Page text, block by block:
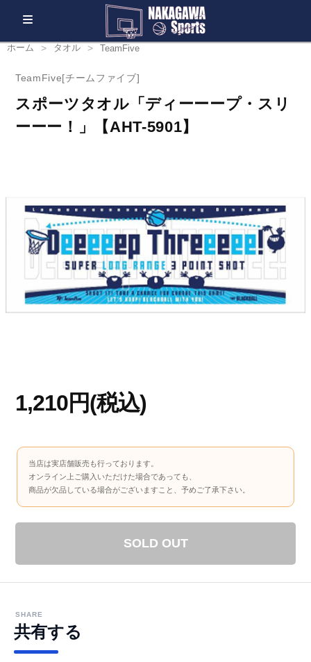
ホーム タオル TeamFive
TeamFive[チームファイブ]
スポーツタオル「ディーーープ・スリ
ーーー！」【AHT-5901】
1,210円(税込)
当店は実店舗販売も行っております。
オンライン上ご購入いただけた場合であっても、
商品が欠品している場合がございますこと、予めご了承下さい。
SOLD OUT
SHARE
共有する